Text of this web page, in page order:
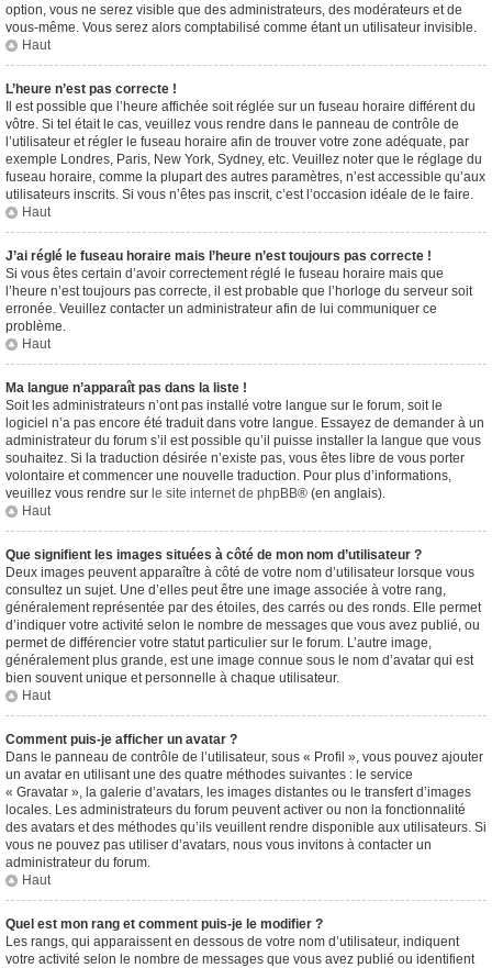
option, vous ne serez visible que des administrateurs, des modérateurs et de
vous-même. Vous serez alors comptabilisé comme étant un utilisateur invisible.
Haut
L’heure n’est pas correcte !
Il est possible que l’heure affichée soit réglée sur un fuseau horaire différent du
vôtre. Si tel était le cas, veuillez vous rendre dans le panneau de contrôle de
l’utilisateur et régler le fuseau horaire afin de trouver votre zone adéquate, par
exemple Londres, Paris, New York, Sydney, etc. Veuillez noter que le réglage du
fuseau horaire, comme la plupart des autres paramètres, n’est accessible qu’aux
utilisateurs inscrits. Si vous n’êtes pas inscrit, c’est l’occasion idéale de le faire.
Haut
J’ai réglé le fuseau horaire mais l’heure n’est toujours pas correcte !
Si vous êtes certain d’avoir correctement réglé le fuseau horaire mais que
l’heure n’est toujours pas correcte, il est probable que l’horloge du serveur soit
erronée. Veuillez contacter un administrateur afin de lui communiquer ce
problème.
Haut
Ma langue n’apparaît pas dans la liste !
Soit les administrateurs n’ont pas installé votre langue sur le forum, soit le
logiciel n’a pas encore été traduit dans votre langue. Essayez de demander à un
administrateur du forum s’il est possible qu’il puisse installer la langue que vous
souhaitez. Si la traduction désirée n’existe pas, vous êtes libre de vous porter
volontaire et commencer une nouvelle traduction. Pour plus d’informations,
veuillez vous rendre sur le site internet de phpBB® (en anglais).
Haut
Que signifient les images situées à côté de mon nom d’utilisateur ?
Deux images peuvent apparaître à côté de votre nom d’utilisateur lorsque vous
consultez un sujet. Une d’elles peut être une image associée à votre rang,
généralement représentée par des étoiles, des carrés ou des ronds. Elle permet
d’indiquer votre activité selon le nombre de messages que vous avez publié, ou
permet de différencier votre statut particulier sur le forum. L’autre image,
généralement plus grande, est une image connue sous le nom d’avatar qui est
bien souvent unique et personnelle à chaque utilisateur.
Haut
Comment puis-je afficher un avatar ?
Dans le panneau de contrôle de l’utilisateur, sous « Profil », vous pouvez ajouter
un avatar en utilisant une des quatre méthodes suivantes : le service
« Gravatar », la galerie d’avatars, les images distantes ou le transfert d’images
locales. Les administrateurs du forum peuvent activer ou non la fonctionnalité
des avatars et des méthodes qu’ils veuillent rendre disponible aux utilisateurs. Si
vous ne pouvez pas utiliser d’avatars, nous vous invitons à contacter un
administrateur du forum.
Haut
Quel est mon rang et comment puis-je le modifier ?
Les rangs, qui apparaissent en dessous de votre nom d’utilisateur, indiquent
votre activité selon le nombre de messages que vous avez publié ou identifient